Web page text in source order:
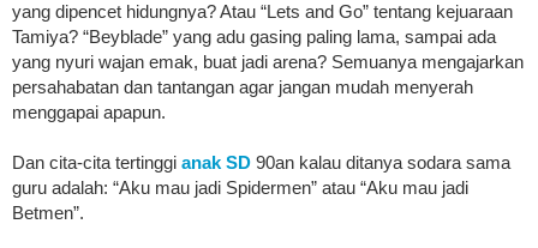
yang dipencet hidungnya? Atau “Lets and Go” tentang kejuaraan
Tamiya? “Beyblade” yang adu gasing paling lama, sampai ada
yang nyuri wajan emak, buat jadi arena? Semuanya mengajarkan
persahabatan dan tantangan agar jangan mudah menyerah
menggapai apapun.
Dan cita-cita tertinggi anak SD 90an kalau ditanya sodara sama
guru adalah: “Aku mau jadi Spidermen” atau “Aku mau jadi
Betmen”.